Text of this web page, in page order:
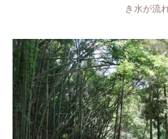
き水が流